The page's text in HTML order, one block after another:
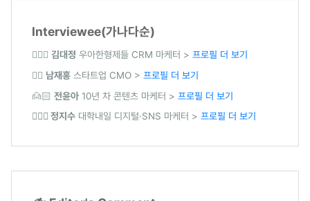
Interviewee(가나다순)
🙎🏻‍♂️ 김대정 우아한형제들 CRM 마케터 > 프로필 더 보기
🙎‍♂️ 남재홍 스타트업 CMO > 프로필 더 보기
🙍🏻 전윤아 10년 차 콘텐츠 마케터 > 프로필 더 보기
🙍🏻‍♀️ 정지수 대학내일 디지털·SNS 마케터 > 프로필 더 보기